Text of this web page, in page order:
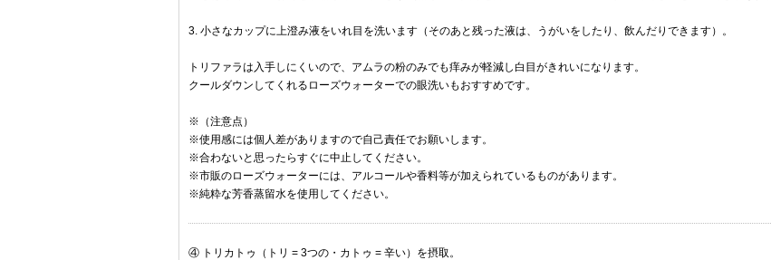
3. 小さなカップに上澄み液をいれ目を洗います（そのあと残った液は、うがいをしたり、飲んだりできます）。
トリファラは入手しにくいので、アムラの粉のみでも痒みが軽減し白目がきれいになります。
クールダウンしてくれるローズウォーターでの眼洗いもおすすめです。
※（注意点）
※使用感には個人差がありますので自己責任でお願いします。
※合わないと思ったらすぐに中止してください。
※市販のローズウォーターには、アルコールや香料等が加えられているものがあります。
※純粋な芳香蒸留水を使用してください。
④ トリカトゥ（トリ = 3つの・カトゥ = 辛い）を摂取。